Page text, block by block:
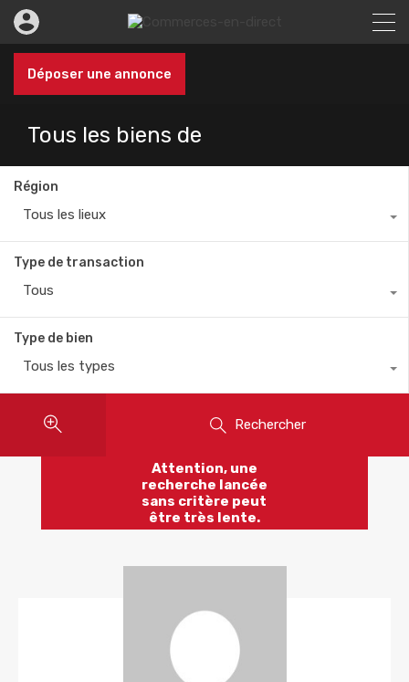
Déposer une annonce
Tous les biens de
Région
Tous les lieux
Type de transaction
Tous
Type de bien
Tous les types
Rechercher
Attention, une
recherche lancée
sans critère peut
être très lente.